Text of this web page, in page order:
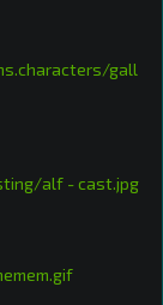
gall
alf - cast.jpg